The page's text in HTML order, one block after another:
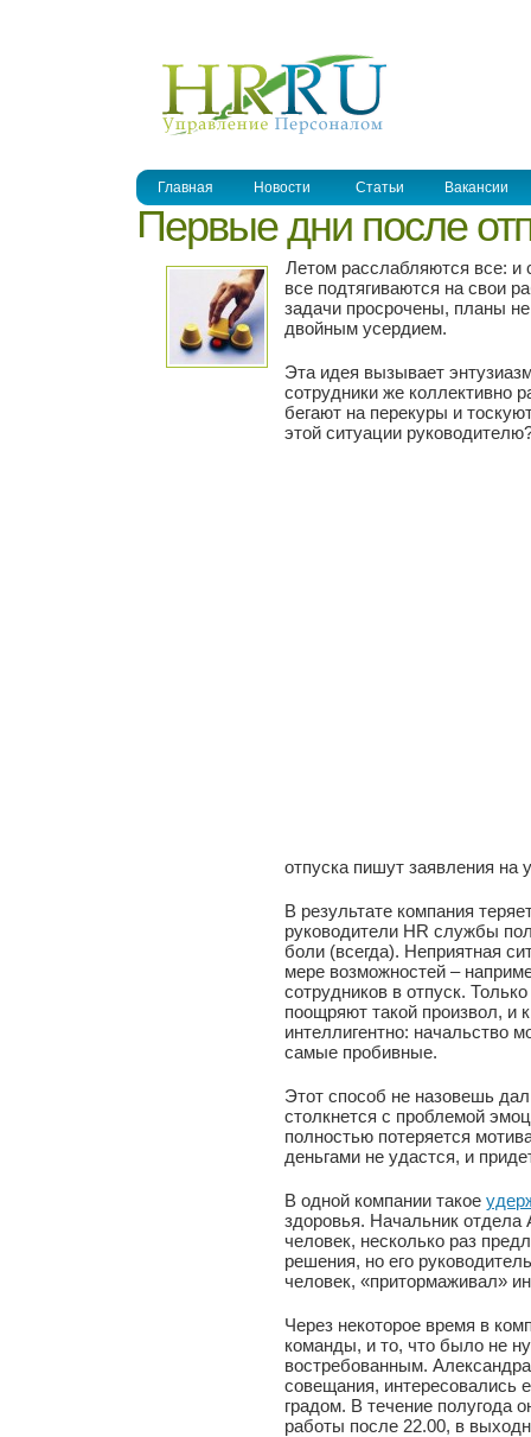
Главная Новости Статьи Вакансии
Первые дни после
Летом расслабляются все: и
все подтягиваются на свои
задачи просрочены, планы
двойным усердием.
Эта идея вызывает
сотрудники же коллективно
бегают на перекуры и
этой ситуации
отпуска пишут заявления на
В результате компания
руководители HR службы
боли (всегда). Неприятная
мере возможностей –
сотрудников в отпуск.
поощряют такой произвол, и
интеллигентно: начальство
самые пробивные.
Этот способ не назовешь
столкнется с проблемой
полностью потеряется
деньгами не удастся, и
В одной компании такое
здоровья. Начальник отдела
человек, несколько раз
решения, но его
человек, «притормаживал»
Через некоторое время в
команды, и то, что было не
востребованным.
совещания, интересовались
градом. В течение полугода
работы после 22.00, в